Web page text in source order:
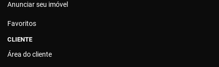
Anunciar seu imóvel
Favoritos
CLIENTE
Área do cliente